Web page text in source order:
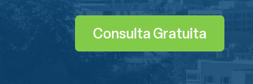
Consulta Gratuita